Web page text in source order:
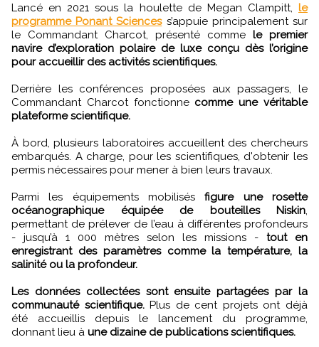
Lancé en 2021 sous la houlette de Megan Clampitt, le
programme Ponant Sciencess’appuie principalement sur
le Commandant Charcot, présenté comme le premier
navire d’exploration polaire de luxe conçu dès l’origine
pour accueillir des activités scientifiques.
Derrière les conférences proposées aux passagers, le
Commandant Charcot fonctionne comme une véritable
plateforme scientifique.
À bord, plusieurs laboratoires accueillent des chercheurs
embarqués. A charge, pour les scientifiques, d'obtenir les
permis nécessaires pour mener à bien leurs travaux.
Parmi les équipements mobilisésfigure une rosette
océanographique équipée de bouteilles Niskin
permettant de prélever de l’eau à différentes profondeurs
- jusqu’à 1 000 mètres selon les missions - tout en
enregistrant des paramètres comme la température, la
salinité ou la profondeur.
Les données collectées sont ensuite partagées par la
communauté scientifique.Plus de cent projets ont déjà
été accueillis depuis le lancement du programme,
donnant lieu à une dizaine de publications scientifiques.